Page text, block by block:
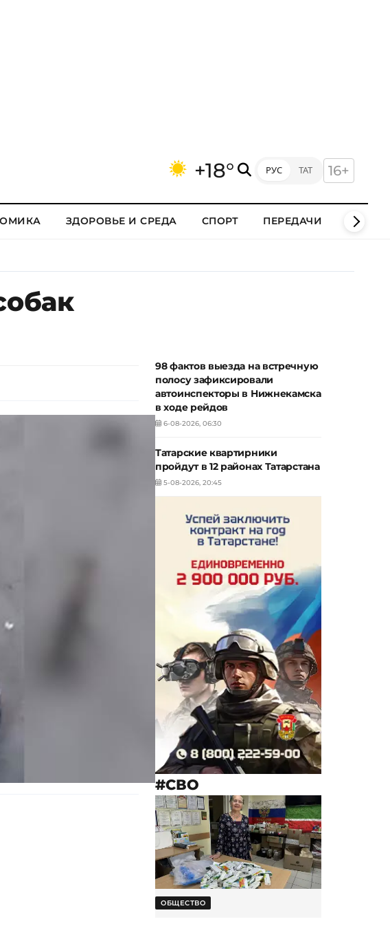
+18° РУС ТАТ 16+
ЗДОРОВЬЕ И СРЕДА СПОРТ ПЕРЕДАЧИ КЛИПЫ
98 фактов выезда на встречную
полосу зафиксировали
автоинспекторы в Нижнекамска
в ходе рейдов
6-08-2026, 06:30
Татарские квартирники
пройдут в 12 районах Татарстана
5-08-2026, 20:45
#СВО
ОБЩЕСТВО